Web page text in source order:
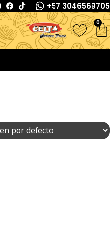
+57 3046569705
0